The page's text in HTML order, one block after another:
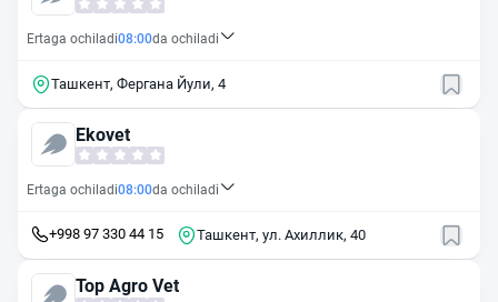
Ertaga ochiladi08:00da ochiladi
Ташкент, Фергана Йули, 4
Ekovet
Ertaga ochiladi08:00da ochiladi
+998 97 330 44 15 Ташкент, ул. Ахиллик, 40
Top Agro Vet